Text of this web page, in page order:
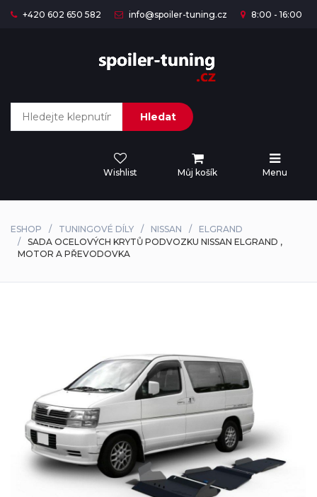
+420 602 650 582 info@spoiler-tuning.cz 8:00 - 16:00
Hledat
Wishlist Můj košík Menu
ESHOP TUNINGOVÉ DÍLY NISSAN
ELGRAND
SADA OCELOVÝCH KRYTŮ PODVOZKU NISSAN ELGRAND ,
MOTOR A PŘEVODOVKA